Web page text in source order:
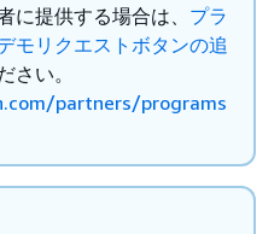
に提供する場合は、 プラ
モリクエストボタンの追
さい。
partners/programs